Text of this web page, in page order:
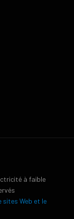
à faible
sites Web et le